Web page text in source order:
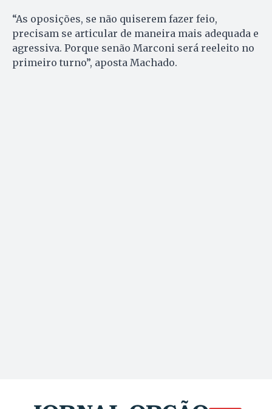
“As oposições, se não quiserem fazer feio,
precisam se articular de maneira mais adequada e
agressiva. Porque senão Marconi será reeleito no
primeiro turno”, aposta Machado.